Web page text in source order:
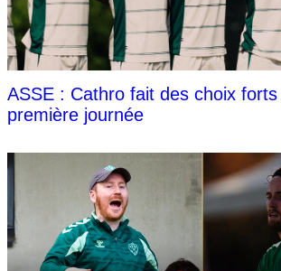
ASSE : Cathro fait des choix
première journée